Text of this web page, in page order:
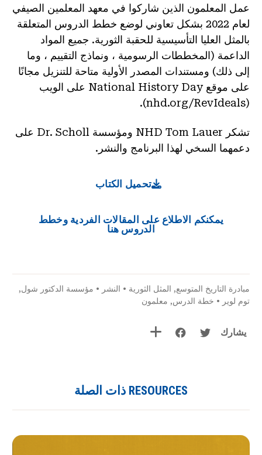
عمل المعلمون الذين شاركوا في معهد المعلمين الصيفي
لعام 2022 بشكل تعاوني لوضع خطط الدروس المتعلقة
بالمثل العليا التأسيسية للحقبة الثورية. جميع المواد
الداعمة (المخططات الرسومية ، ونماذج التقييم ، وما
إلى ذلك) ومستندات المصدر الأولية متاحة للتنزيل مجانًا
على موقع National History Day على الويب
(nhd.org/RevIdeals).
تشكر NHD Tom Lauer ومؤسسة Dr. Scholl على
دعمهما السخي لهذا البرنامج والنشر.
تحميل الكتاب
يمكنكم الاطلاع على المقالات الفردية وخطط
الدروس هنا
مبادرة التاريخ المتوسع, المثل الثورية • النشر • مؤسسة الدكتور شول,
توم لوير • خطة الدرس, معلمون
يشارك
RESOURCES ذات الصلة